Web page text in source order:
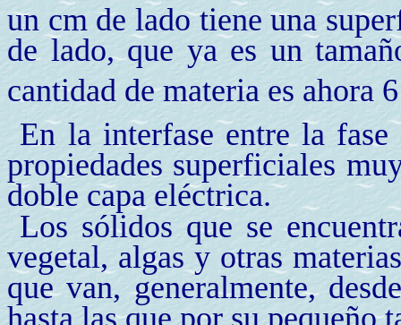
un cm de lado tiene una
de lado, que ya es un
cantidad de materia es ahora
En la interfase entre la
propiedades superficiales
doble capa eléctrica.
Los sólidos que se
vegetal, algas y otras
que van, generalmente,